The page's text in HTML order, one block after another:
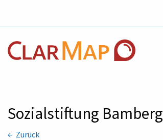
Sozialstiftung Bamberg
← Zurück